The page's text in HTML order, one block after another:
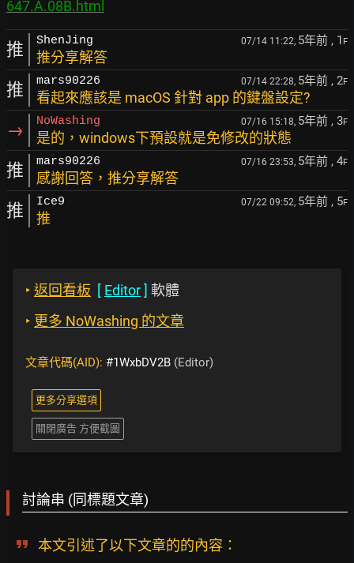
647.A.08B.html
推 ShenJing 07/14 11:22, 5年前 , 1 F
推分享解答
推 mars90226 07/14 22:28, 5年前 , 2F
看起來應該是 macOS 針對 app 的鍵盤設定?
→ NoWashing 07/16 15:18, 5年前 , 3F
是的，windows下預設就是免修改的狀態
推 mars90226 07/16 23:53, 5年前 , 4F
感謝回答，推分享解答
推 Ice9 07/22 09:52, 5年前 , 5F
推
‣ 返回看板 [ Editor] 軟體
‣ 更多 NoWashing 的文章
文章代碼(AID): #1WxbDV2B (Editor)
更多分享選項
關閉廣告 方便截圖
討論串 (同標題文章)
本文引述了以下文章的的內容：